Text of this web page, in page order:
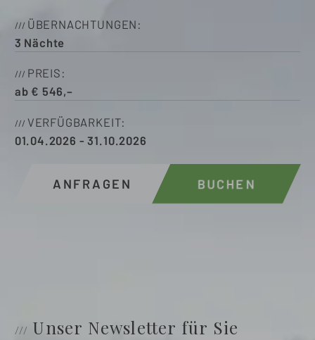
ÜBERNACHTUNGEN
3 Nächte
PREIS
ab € 546,–
VERFÜGBARKEIT
01.04.2026 -31.10.2026
BUCHEN
ANFRAGEN
Unser Newsletter für Sie